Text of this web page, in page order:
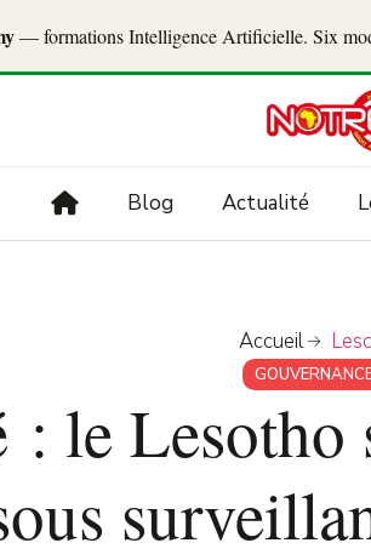
— formations Intelligence Artificielle. Six
Blog Actualité
Accueil
: le Lesotho